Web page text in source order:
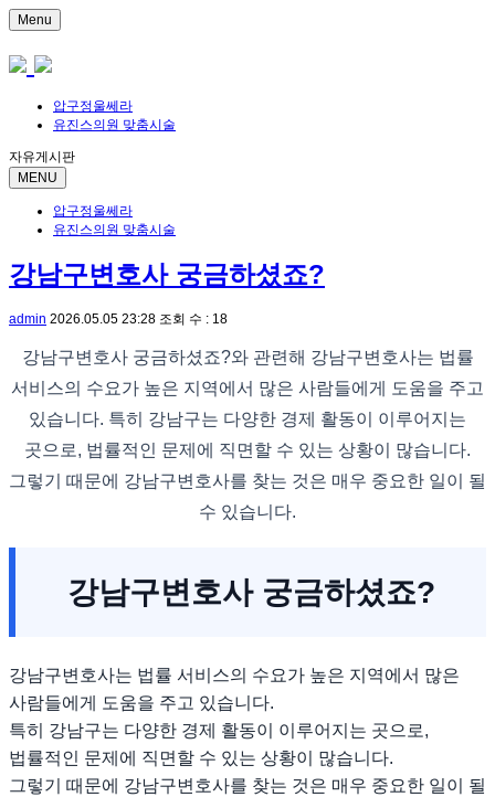
Menu
압구정울쎄라
유진스의원 맞춤시술
자유게시판
MENU
압구정울쎄라
유진스의원 맞춤시술
강남구변호사 궁금하셨죠?
admin 2026.05.05 23:28 조회 수 : 18
강남구변호사 궁금하셨죠?와 관련해 강남구변호사는 법률
서비스의 수요가 높은 지역에서 많은 사람들에게 도움을 주고
있습니다. 특히 강남구는 다양한 경제 활동이 이루어지는
곳으로, 법률적인 문제에 직면할 수 있는 상황이 많습니다.
그렇기 때문에 강남구변호사를 찾는 것은 매우 중요한 일이 될
수 있습니다.
강남구변호사 궁금하셨죠?
강남구변호사는 법률 서비스의 수요가 높은 지역에서 많은
사람들에게 도움을 주고 있습니다.
특히 강남구는 다양한 경제 활동이 이루어지는 곳으로,
법률적인 문제에 직면할 수 있는 상황이 많습니다.
그렇기 때문에 강남구변호사를 찾는 것은 매우 중요한 일이 될